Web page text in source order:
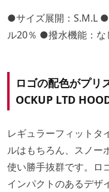
●サイズ展開：S.M.L
ル20％ ●撥水機能：な
ロゴの配色がプリ
OCKUP LTD
レギュラーフィットタ
ルはもちろん、スノー
使い勝手抜群です。ロ
インパクトのあるデザ